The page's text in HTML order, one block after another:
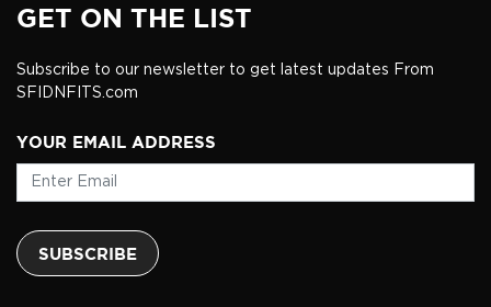
GET ON THE LIST
Subscribe to our newsletter to get latest updates From
SFIDNFITS.com
YOUR EMAIL ADDRESS
SUBSCRIBE